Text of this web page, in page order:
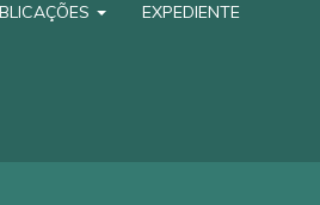
EXPEDIENTE